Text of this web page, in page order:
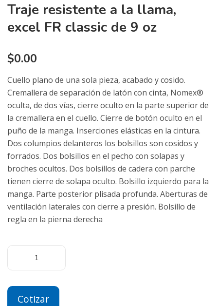
Traje resistente a la llama,
excel FR classic de 9 oz
$0.00
Cuello plano de una sola pieza, acabado y cosido.
Cremallera de separación de latón con cinta, Nomex®
oculta, de dos vías, cierre oculto en la parte superior de
la cremallera en el cuello. Cierre de botón oculto en el
puño de la manga. Inserciones elásticas en la cintura.
Dos columpios delanteros los bolsillos son cosidos y
forrados. Dos bolsillos en el pecho con solapas y
broches ocultos. Dos bolsillos de cadera con parche
tienen cierre de solapa oculto. Bolsillo izquierdo para la
manga. Parte posterior plisada profunda. Aberturas de
ventilación laterales con cierre a presión. Bolsillo de
regla en la pierna derecha
Cotizar